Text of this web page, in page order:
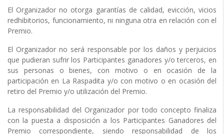
El Organizador no otorga garantías de calidad, evicción, vicios
redhibitorios, funcionamiento, ni ninguna otra en relación con el
Premio.
El Organizador no será responsable por los daños y perjuicios
que pudieran sufrir los Participantes ganadores y/o terceros, en
sus personas o bienes, con motivo o en ocasión de la
participación en La Raspadita y/o con motivo o en ocasión del
retiro del Premio y/o utilización del Premio.
La responsabilidad del Organizador por todo concepto finaliza
con la puesta a disposición a los Participantes Ganadores del
Premio correspondiente, siendo responsabilidad de los